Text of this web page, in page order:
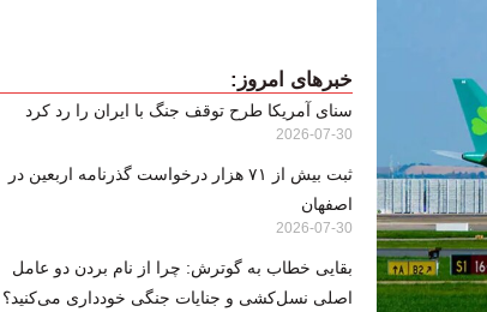
خبرهای امروز:
سنای آمریکا طرح توقف جنگ با ایران را رد کرد
2026-07-30
ثبت بیش از ۷۱ هزار درخواست گذرنامه اربعین در
اصفهان
2026-07-30
بقایی خطاب به گوترش: چرا از نام بردن دو عامل
اصلی نسل‌کشی و جنایات جنگی خودداری می‌کنید؟